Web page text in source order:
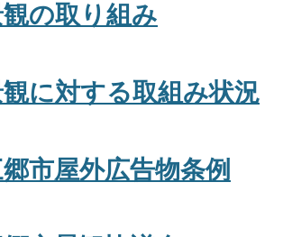
の取り組み
に対する取組み状況
市屋外広告物条例